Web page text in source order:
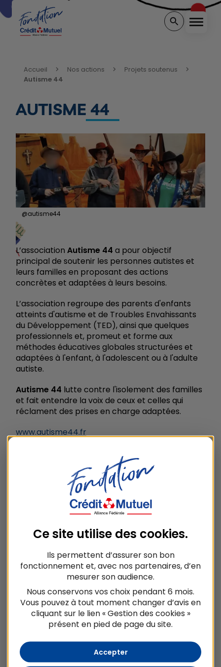
Menu
Vous êtes ici:
Accueil Nos actions
Projets soutenus
Autisme 44
AUTISME 44
@autisme44
L’association Autisme 44 a pour objectif
principal de soutenir les personnes autistes et
leurs familles en proposant des actions
concrètes et adaptées à leurs besoins.
L’association regroupe des parents d'enfants
atteints d'autisme et de Troubles Envahissants
du Développement (TED), ainsi que quelques
professionnels et, promeut et forme aux
méthodes éducatives globales structurées et
adaptées à l'enfant, à l'adolescent ou à l'adulte
autiste.
Autisme 44 lutte contre l'isolement des familles
et fait entendre la voix de ceux et celles qui
réclament des prises en charge adaptées.
www.autisme44.fr
Solidarité et Territoires
Localisation
Pays de la Loire
Année
2024-2026
NOTRE SOUTIEN
Ce site utilise des cookies.
Ils permettent d’assurer son bon
fonctionnement et, avec nos partenaires, d’en
mesurer son audience.
Nous conservons vos choix pendant 6 mois.
Vous pouvez à tout moment changer d’avis en
cliquant sur le lien « Gestion des cookies »
présent en pied de page du site.
Accepter